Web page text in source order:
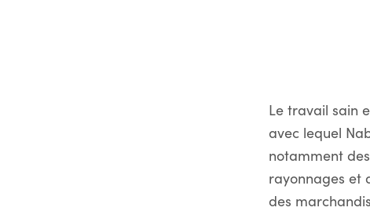
Le travail sain
avec lequel
notamment
rayonnages et
des